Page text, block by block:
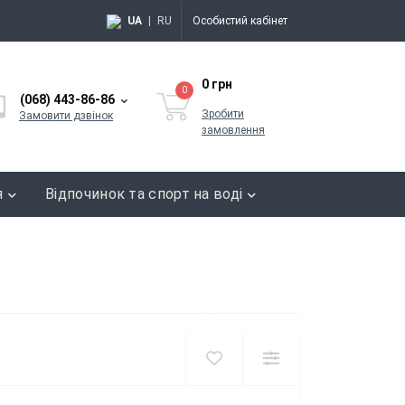
UA RU Особистий кабінет
(068) 443-86-86
Замовити дзвінок
0 0 грн
Зробити
замовлення
Відпочинок та спорт на воді